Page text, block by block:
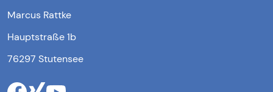
Marcus Rattke
Hauptstraße 1b
76297 Stutensee